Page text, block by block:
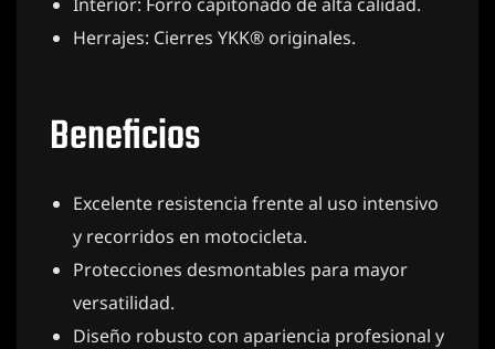
Herrajes: Cierres YKK® originales.
Beneficios
Excelente resistencia frente al uso intensivo
y recorridos en motocicleta.
Protecciones desmontables para mayor
versatilidad.
Diseño robusto con apariencia profesional y